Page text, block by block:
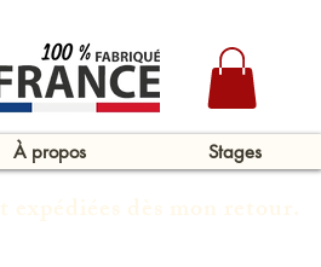
À propos Stages
dès mon retour.